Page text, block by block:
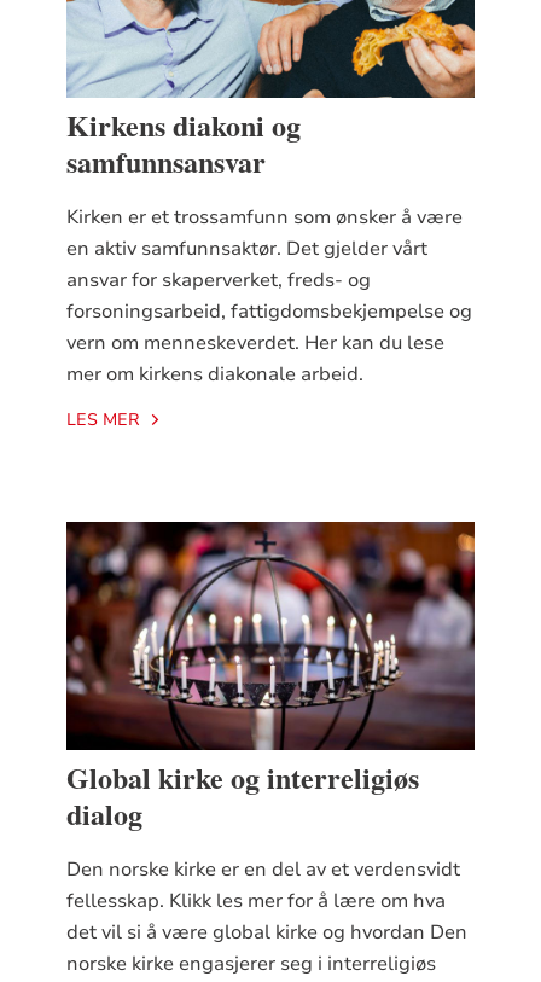
Kirken og
bærekraftsmålene
bærekraftsmålene
bærekraftsmålene
bærekraftsmålene
Kirken og
bærekraftsmålene
Kirkens diakoni og
samfunnsansvar
Kirken er et trossamfunn som ønsker å være
en aktiv samfunnsaktør. Det gjelder vårt
ansvar for skaperverket, freds- og
forsoningsarbeid, fattigdomsbekjempelse og
vern om menneskeverdet. Her kan du lese
mer om kirkens diakonale arbeid.
LES MER
Global kirke og interreligiøs
dialog
Den norske kirke er en del av et verdensvidt
fellesskap. Klikk les mer for å lære om hva
det vil si å være global kirke og hvordan Den
norske kirke engasjerer seg i interreligiøs